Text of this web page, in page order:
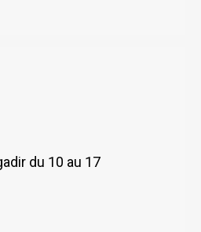
du 10 au 17